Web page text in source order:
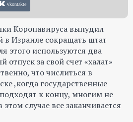
vkontakte
Коронавируса вынудил
в Израиле сокращать штат
этого используются два
отпуск за свой счет «халат»
что числиться в
,когда государственные
к концу, многим не
случае все заканчивается